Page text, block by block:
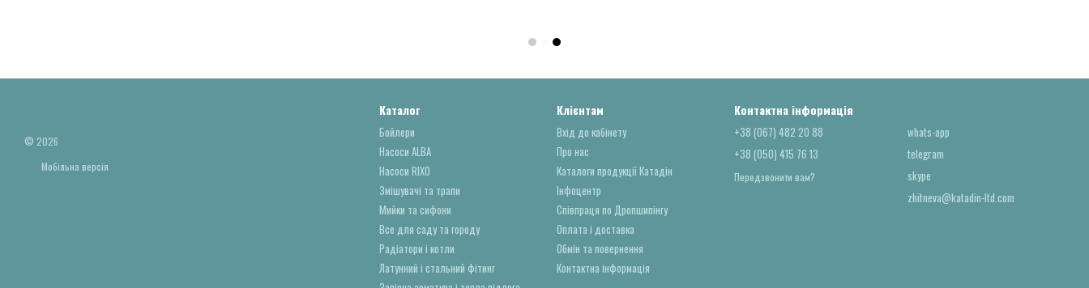
© 2026
Мобільна версія
Каталог
Бойлери
Насоси ALBA
Насоси RIXO
Змішувачі та трапи
Мийки та сифони
Все для саду та городу
Радіатори і котли
Латунний і стальний фітинг
Клієнтам
Вхід до кабінету
Про нас
Каталоги продукції Катадін
Інфоцентр
Співпраця по Дропшипінгу
Оплата і доставка
Обмін та повернення
Контактна інформація
Контактна інформація
+38 (067) 482 20 88
+38 (050) 415 76 13
Передзвонити вам?
whats-app
telegram
skype
zhitneva@katadin-ltd.com